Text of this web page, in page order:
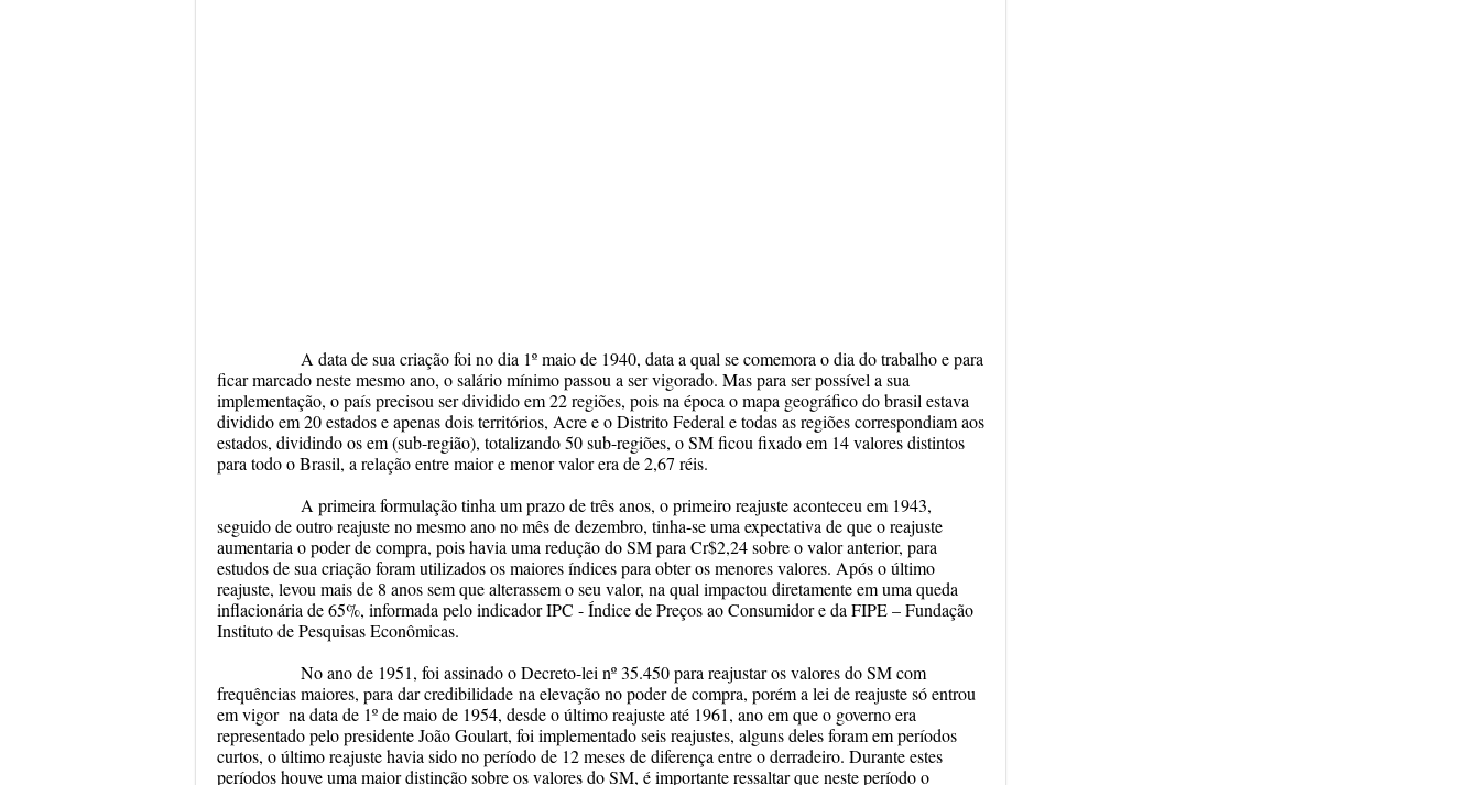
A data de sua criação foi no dia 1º maio de 1940, data a qual se comemora o dia do trabalho e para
ficar marcado neste mesmo ano, o salário mínimo passou a ser vigorado. Mas para ser possível a sua
implementação, o país precisou ser dividido em 22 regiões, pois na época o mapa geográfico do brasil estava
dividido em 20 estados e apenas dois territórios, Acre e o Distrito Federal e todas as regiões correspondiam aos
estados, dividindo os em (sub-região), totalizando 50 sub-regiões, o SM ficou fixado em 14 valores distintos
para todo o Brasil, a relação entre maior e menor valor era de 2,67 réis.
A primeira formulação tinha um prazo de três anos, o primeiro reajuste aconteceu em 1943,
seguido de outro reajuste no mesmo ano no mês de dezembro, tinha-se uma expectativa de que o reajuste
aumentaria o poder de compra, pois havia uma redução do SM para Cr$2,24 sobre o valor anterior, para
estudos de sua criação foram utilizados os maiores índices para obter os menores valores. Após o último
reajuste, levou mais de 8 anos sem que alterassem o seu valor, na qual impactou diretamente em uma queda
inflacionária de 65%, informada pelo indicador IPC - Índice de Preços ao Consumidor e da FIPE – Fundação
Instituto de Pesquisas Econômicas.
No ano de 1951, foi assinado o Decreto-lei nº 35.450 para reajustar os valores do SM com
frequências maiores, para dar credibilidade na elevação no poder de compra, porém a lei de reajuste só entrou
em vigor na data de 1º de maio de 1954, desde o último reajuste até 1961, ano em que o governo era
representado pelo presidente João Goulart, foi implementado seis reajustes, alguns deles foram em períodos
curtos, o último reajuste havia sido no período de 12 meses de diferença entre o derradeiro. Durante estes
períodos houve uma maior distinção sobre os valores do SM, é importante ressaltar que neste período o